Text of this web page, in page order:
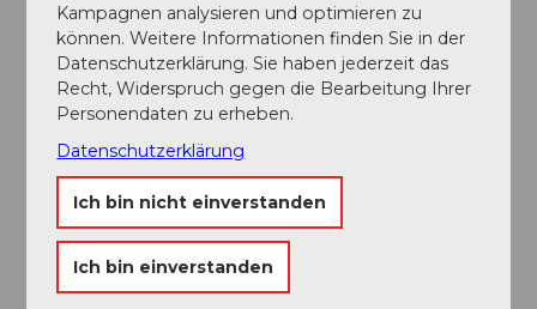
Veranstaltung
Touren
Kontaktdaten
Halten 2
6372Ennetmoos
Kampagnen analysieren und optimieren zu
können. Weitere Informationen finden Sie in der
Datenschutzerklärung. Sie haben jederzeit das
Recht, Widerspruch gegen die Bearbeitung Ihrer
Personendaten zu erheben.
Datenschutzerklärung
Ich bin nicht einverstanden
Ich bin einverstanden